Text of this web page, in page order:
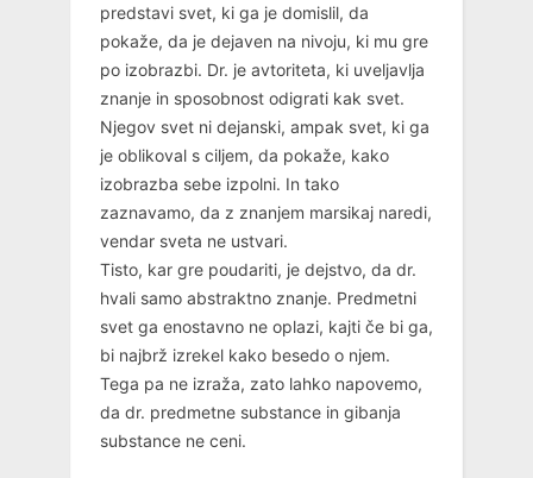
predstavi svet, ki ga je domislil, da
pokaže, da je dejaven na nivoju, ki mu gre
po izobrazbi. Dr. je avtoriteta, ki uveljavlja
znanje in sposobnost odigrati kak svet.
Njegov svet ni dejanski, ampak svet, ki ga
je oblikoval s ciljem, da pokaže, kako
izobrazba sebe izpolni. In tako
zaznavamo, da z znanjem marsikaj naredi,
vendar sveta ne ustvari.
Tisto, kar gre poudariti, je dejstvo, da dr.
hvali samo abstraktno znanje. Predmetni
svet ga enostavno ne oplazi, kajti če bi ga,
bi najbrž izrekel kako besedo o njem.
Tega pa ne izraža, zato lahko napovemo,
da dr. predmetne substance in gibanja
substance ne ceni.